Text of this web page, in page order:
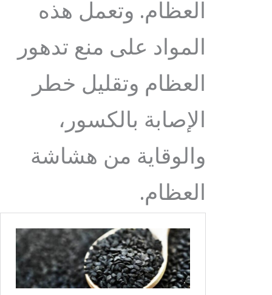
العظام. وتعمل هذه
المواد على منع تدهور
العظام وتقليل خطر
الإصابة بالكسور،
والوقاية من هشاشة
العظام.